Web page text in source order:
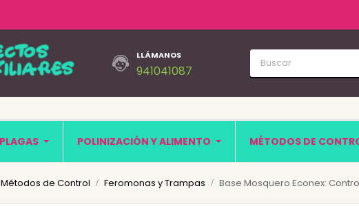
LLÁMANOS
941041087
PLAGAS POLINIZACIÓN Y ALIMENTO MÉTODOS DE
de Control Feromonas y Trampas Base Mosquero Econex: